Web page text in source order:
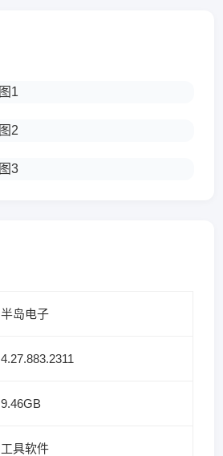
半岛电子
4.27.883.2311
9.46GB
工具软件